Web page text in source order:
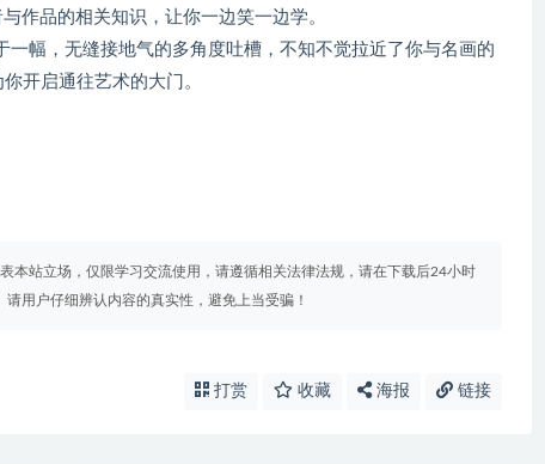
作品的相关知识，让你一边笑一边学。
一幅，无缝接地气的多角度吐槽，不知不觉拉近了你与名画的
开启通往艺术的大门。
本站立场，仅限学习交流使用，请遵循相关法律法规，请在下载后24小时
用户仔细辨认内容的真实性，避免上当受骗！
打赏 收藏 海报 链接